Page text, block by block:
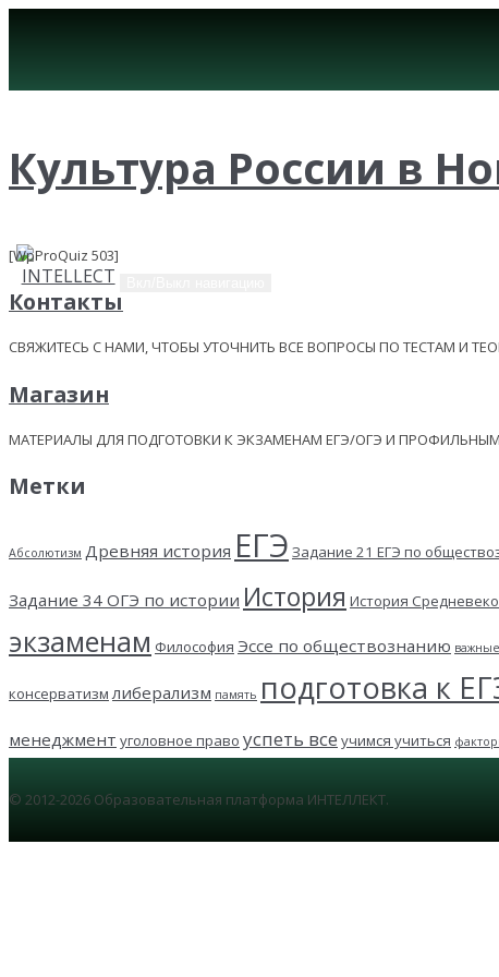
Культура России в
[WpProQuiz 503]
Контакты
СВЯЖИТЕСЬ С НАМИ, ЧТОБЫ УТОЧНИТЬ ВСЕ ВОПРОСЫ ПО ТЕСТАМ И
Магазин
МАТЕРИАЛЫ ДЛЯ ПОДГОТОВКИ К ЭКЗАМЕНАМ ЕГЭ/ОГЭ И
Метки
Абсолютизм Древняя история ЕГЭ Задание 21 ЕГЭ по
Задание 34 ОГЭ по истории История История
экзаменам Философия Эссе по обществознанию
консерватизм либерализм память подготовка к
менеджмент уголовное право успеть все учимся учиться
© 2012-2026 Образовательная платформа ИНТЕЛЛЕКТ.